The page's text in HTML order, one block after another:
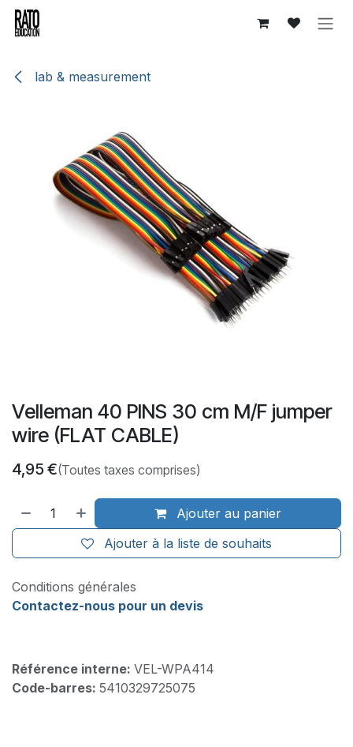
Se rendre au contenu
lab & measurement
Velleman 40 PINS 30 cm M/F jumper
wire (FLAT CABLE)
4,95 €(Toutes taxes comprises)
Ajouter au panier
Ajouter à la liste de souhaits
Conditions générales
Contactez-nous pour un devis
Référence interne: VEL-WPA414
Code-barres: 5410329725075